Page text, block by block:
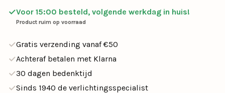
Voor 15:00 besteld, volgende werkdag in huis!
Product ruim op voorraad
Gratis verzending vanaf €50
Achteraf betalen met Klarna
30 dagen bedenktijd
Sinds 1940 de verlichtingsspecialist